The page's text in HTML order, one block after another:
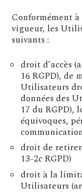
Conformément
vigueur, les
suivants :
droit d’accès
16 RGPD), de
Utilisateurs
données des
17 du RGPD),
équivoques,
droit de
13-2c RGPD)
droit à la
Utilisateurs